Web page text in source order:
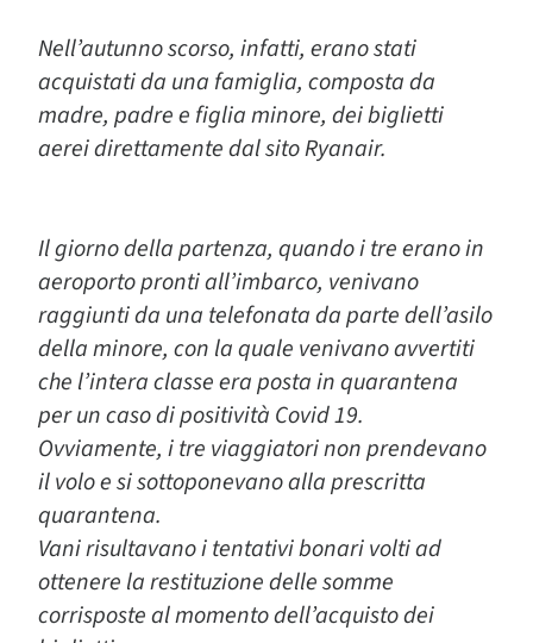
Nell’autunno scorso, infatti, erano stati
acquistati da una famiglia, composta da
madre, padre e figlia minore, dei biglietti
aerei direttamente dal sito Ryanair.
Il giorno della partenza, quando i tre erano in
aeroporto pronti all’imbarco, venivano
raggiunti da una telefonata da parte dell’asilo
della minore, con la quale venivano avvertiti
che l’intera classe era posta in quarantena
per un caso di positività Covid 19.
Ovviamente, i tre viaggiatori non prendevano
il volo e si sottoponevano alla prescritta
quarantena.
Vani risultavano i tentativi bonari volti ad
ottenere la restituzione delle somme
corrisposte al momento dell’acquisto dei